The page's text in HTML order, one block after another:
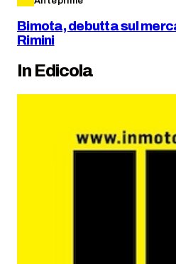
Bimota, debutta sul
Rimini
In Edicola